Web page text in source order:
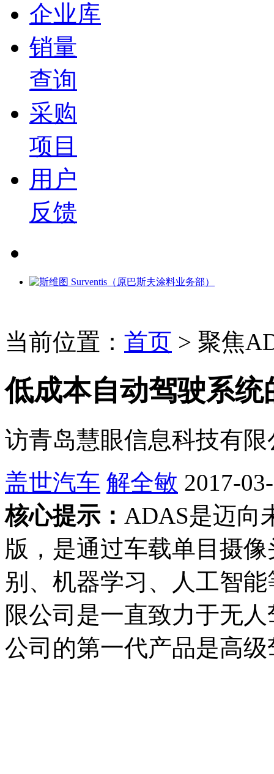
企业库
销量
查询
采购
项目
用户
反馈
当前位置： 首页 > 聚焦
低成本自动驾驶系统
访青岛慧眼信息科技有
盖世汽车 解全敏 2017-
核心提示： ADAS是迈向
版，是通过车载单目摄
别、机器学习、人工智
限公司是一直致力于无
公司的第一代产品是高